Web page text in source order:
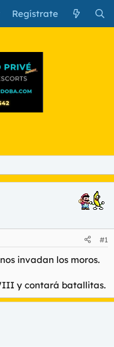
Regístrate
#1
invadan los moros.
y contará batallitas.